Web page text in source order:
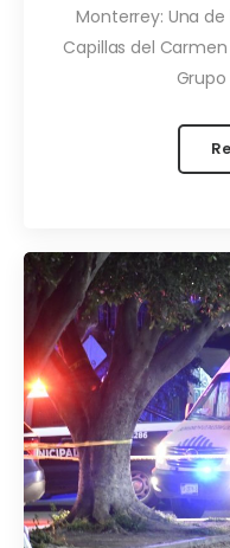
Monterrey: Una
Capillas del
Grupo